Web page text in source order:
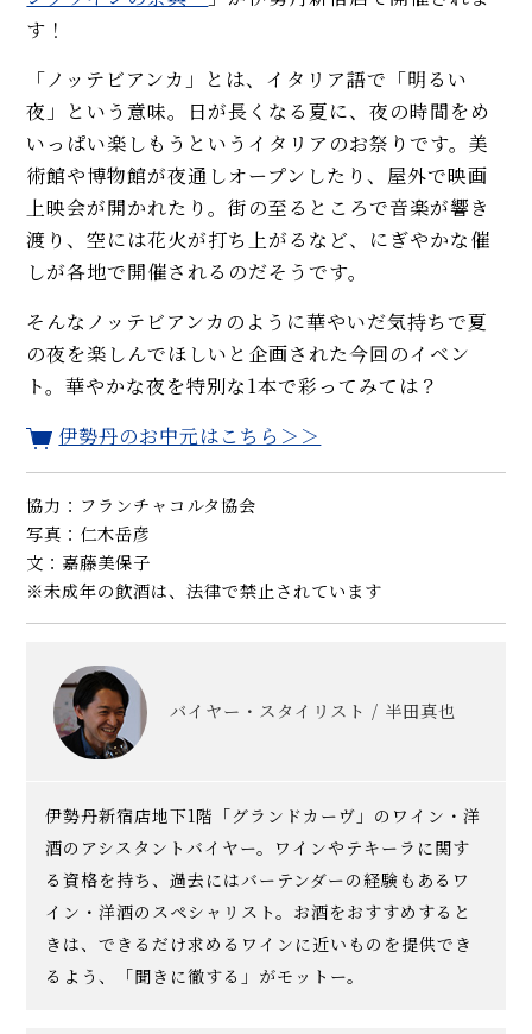
す！
「ノッテビアンカ」とは、イタリア語で「明るい
夜」という意味。日が長くなる夏に、夜の時間をめ
いっぱい楽しもうというイタリアのお祭りです。美
術館や博物館が夜通しオープンしたり、屋外で映画
上映会が開かれたり。街の至るところで音楽が響き
渡り、空には花火が打ち上がるなど、にぎやかな催
しが各地で開催されるのだそうです。
そんなノッテビアンカのように華やいだ気持ちで夏
の夜を楽しんでほしいと企画された今回のイベン
ト。華やかな夜を特別な1本で彩ってみては？
伊勢丹のお中元はこちら＞＞
協力：フランチャコルタ協会
写真：仁木岳彦
文：嘉藤美保子
※未成年の飲酒は、法律で禁止されています
バイヤー・スタイリスト / 半田真也
伊勢丹新宿店地下1階「グランドカーヴ」のワイン・洋
酒のアシスタントバイヤー。ワインやテキーラに関す
る資格を持ち、過去にはバーテンダーの経験もあるワ
イン・洋酒のスペシャリスト。お酒をおすすめすると
きは、できるだけ求めるワインに近いものを提供でき
るよう、「聞きに徹する」がモットー。